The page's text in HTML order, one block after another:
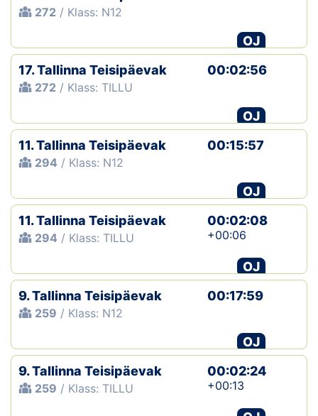
272 / Klass: N12
OJ
17. Tallinna Teisipäevak
272 / Klass: TILLU
00:02:56
OJ
11. Tallinna Teisipäevak
294 / Klass: N12
00:15:57
OJ
11. Tallinna Teisipäevak
294 / Klass: TILLU
00:02:08
+00:06
OJ
9. Tallinna Teisipäevak
259 / Klass: N12
00:17:59
OJ
9. Tallinna Teisipäevak
259 / Klass: TILLU
00:02:24
+00:13